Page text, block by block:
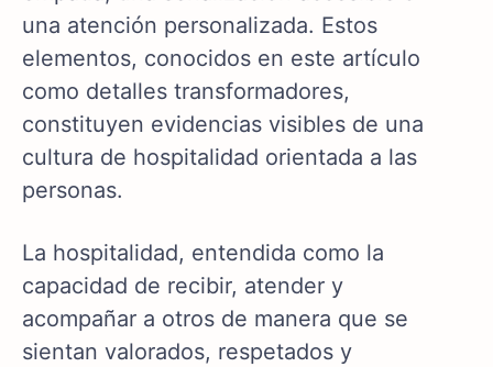
una atención personalizada. Estos
elementos, conocidos en este artículo
como detalles transformadores,
constituyen evidencias visibles de una
cultura de hospitalidad orientada a las
personas.
La hospitalidad, entendida como la
capacidad de recibir, atender y
acompañar a otros de manera que se
sientan valorados, respetados y